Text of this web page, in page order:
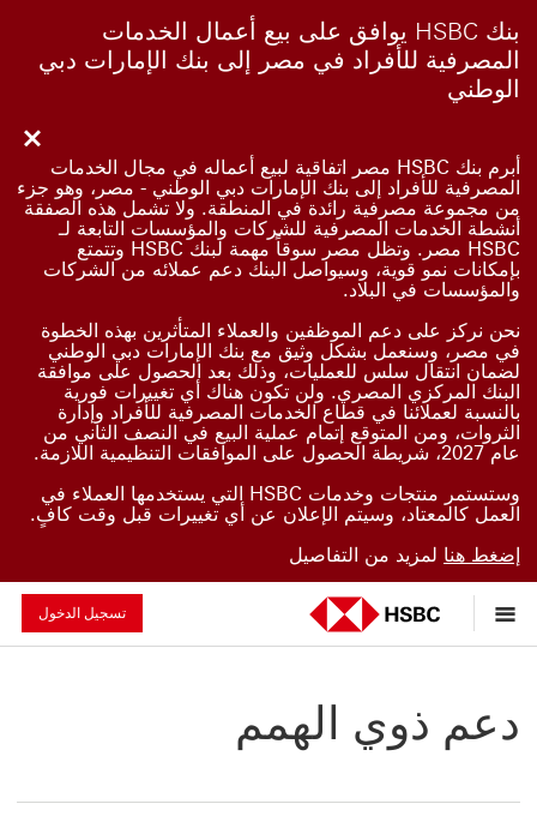
بنك HSBC يوافق على بيع أعمال الخدمات
المصرفية للأفراد في مصر إلى بنك الإمارات دبي
الوطني
Close
أبرم بنك HSBC مصر اتفاقية لبيع أعماله في مجال الخدمات
المصرفية للأفراد إلى بنك الإمارات دبي الوطني - مصر، وهو جزء
من مجموعة مصرفية رائدة في المنطقة. ولا تشمل هذه الصفقة
أنشطة الخدمات المصرفية للشركات والمؤسسات التابعة لـ
HSBC مصر. وتظل مصر سوقاً مهمة لبنك HSBC وتتمتع
بإمكانات نمو قوية، وسيواصل البنك دعم عملائه من الشركات
والمؤسسات في البلاد.
نحن نركز على دعم الموظفين والعملاء المتأثرين بهذه الخطوة
في مصر، وسنعمل بشكل وثيق مع بنك الإمارات دبي الوطني
لضمان انتقال سلس للعمليات، وذلك بعد الحصول على موافقة
البنك المركزي المصري. ولن تكون هناك أي تغييرات فورية
بالنسبة لعملائنا في قطاع الخدمات المصرفية للأفراد وإدارة
الثروات، ومن المتوقع إتمام عملية البيع في النصف الثاني من
عام 2027، شريطة الحصول على الموافقات التنظيمية اللازمة.
وستستمر منتجات وخدمات HSBC التي يستخدمها العملاء في
العمل كالمعتاد، وسيتم الإعلان عن أي تغييرات قبل وقت كافٍ.
إضغط هنا لمزيد من التفاصيل
تسجيل الدخول
دعم ذوي الهمم